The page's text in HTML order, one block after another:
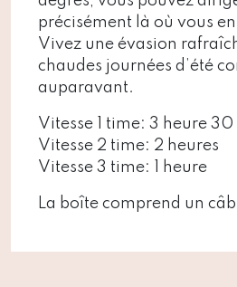
précisément là où vous
Vivez une évasion
chaudes journées d’été
auparavant.
Vitesse 1 time: 3 heure 30
Vitesse 2 time: 2 heures
Vitesse 3 time: 1 heure
La boîte comprend un